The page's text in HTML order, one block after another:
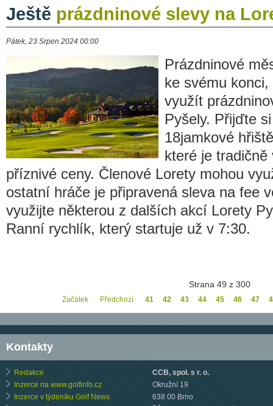
Ještě prázdninové slevy na
Pátek, 23 Srpen 2024 00:00
Prázdninové
ke svému
využít
Pyšely. Přijďte
18jamkové
které je
příznivé ceny. Členové Lorety mohou
ostatní hráče je připravená sleva na fee
využijte některou z dalších akcí Lorety
Ranní rychlík, který startuje už v 7:30.
Strana 49 z 300
Začátek Předchozí 41 42 43 44 45 46 47
Kontakty
Redakce
Inzerce na www.golfinfo.cz
Inzerce v týdeníku Golf News
CCB, spol. s r. o.
Okružní 19
638 00 Brno